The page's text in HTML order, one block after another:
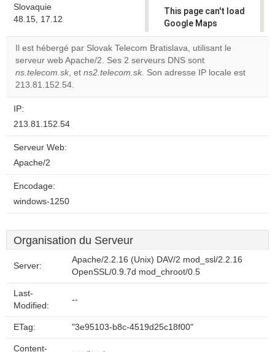
Slovaquie
48.15, 17.12
This page can't load
Google Maps
correctly.
Do you
own this
OK
Il est hébergé par Slovak Telecom Bratislava, utilisant le
serveur web Apache/2. Ses 2 serveurs DNS sont
ns.telecom.sk, et ns2.telecom.sk. Son adresse IP locale est
213.81.152.54.
IP:
213.81.152.54
Serveur Web:
Apache/2
Encodage:
windows-1250
Organisation du Serveur
Server:
Apache/2.2.16 (Unix) DAV/2 mod_ssl/2.2.16
OpenSSL/0.9.7d mod_chroot/0.5
Last-
Modified:
--
ETag: "3e95103-b8c-4519d25c18f00"
Content-